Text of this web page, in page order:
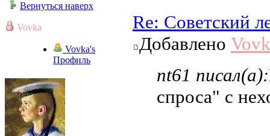
Вернуться наверх
Vovka
Vovka's
Профиль
Re: Советский
Добавлено
nt61 писал(а):
спроса" с